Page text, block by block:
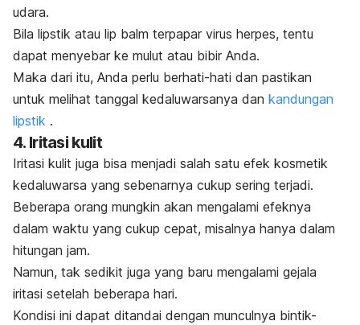
udara.
Bila lipstik atau lip balm terpapar virus herpes, tentu
dapat menyebar ke mulut atau bibir Anda.
Maka dari itu, Anda perlu berhati-hati dan pastikan
untuk melihat tanggal kedaluwarsanya dan kandungan
lipstik .
4. Iritasi kulit
Iritasi kulit juga bisa menjadi salah satu efek kosmetik
kedaluwarsa yang sebenarnya cukup sering terjadi.
Beberapa orang mungkin akan mengalami efeknya
dalam waktu yang cukup cepat, misalnya hanya dalam
hitungan jam.
Namun, tak sedikit juga yang baru mengalami gejala
iritasi setelah beberapa hari.
Kondisi ini dapat ditandai dengan munculnya bintik-